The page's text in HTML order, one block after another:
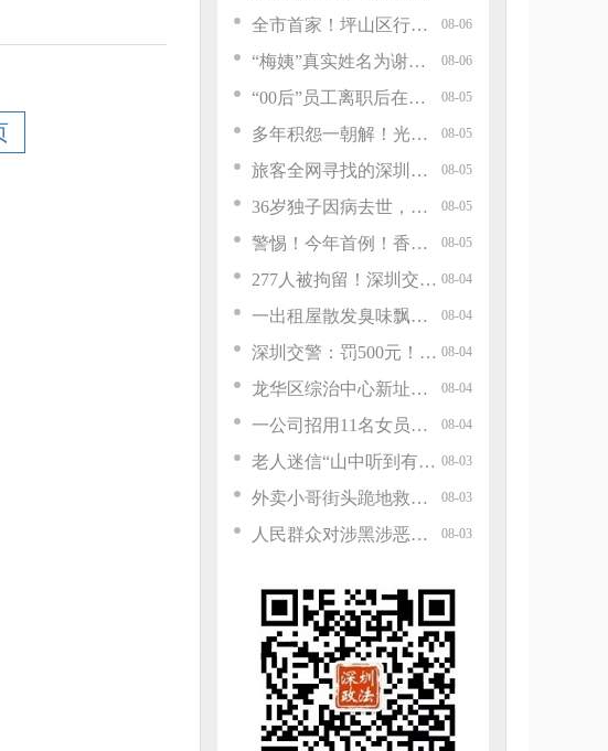
全市首家！坪山区行政争议法律援助工作站揭牌成立 08-06
“梅姨”真实姓名为谢家梅，长相或将公布，案件已进入审查起诉环节 08-06
“00后”员工离职后在朋友圈吐槽前老板“四十岁老登”“企图占便宜”等，前老板怒将其告上法庭 08-05
多年积怨一朝解！光明区巧破城中村租赁“合同空白”难题 08-05
旅客全网寻找的深圳机场安检小姐姐，找到了…… 08-05
36岁独子因病去世，母亲艰难度日，起诉继承87个游戏账号：儿子十几年下来把每个账号都养得颇有“身价”，法院判了 08-05
警惕！今年首例！香港7岁男童感染流感，发病一周后不幸离世……医生提醒：出现这些情况，立即就医 08-05
277人被拘留！深圳交警持续严查→ 08-04
一出租屋散发臭味飘满小区，邻居报警，民警上门发现租客正操演“炼金秘术”：网购高危化学品用尾矿水违规炼金，被行政拘留 08-04
深圳交警：罚500元！近期出行要注意...... 08-04
龙华区综治中心新址揭牌启用 08-04
一公司招用11名女员工，将妊娠测试作为入职体检项目，要求提供3天内孕检证明，被罚款22000元 08-04
老人迷信“山中听到有人呼喊名字不能应答”，与救援人员反向行走，被困深山超30小时 08-03
外卖小哥街头跪地救人，动作专业到惊人！一查身份：前深圳消防员 08-03
人民群众对涉黑涉恶违法犯罪问题的举报途径具体有哪些？请看这里 08-03